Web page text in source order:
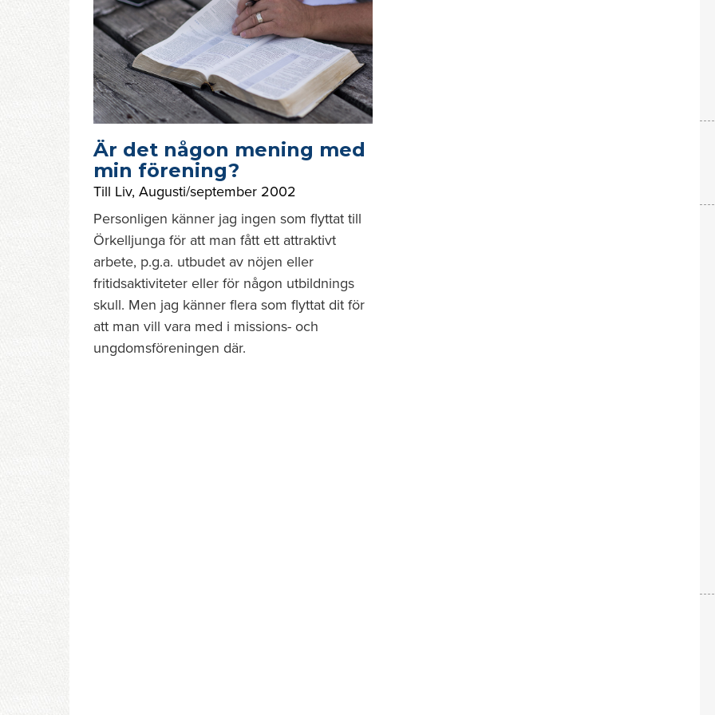
Är det någon mening med
min förening?
Till Liv, Augusti/september 2002
Personligen känner jag ingen som flyttat till
Örkelljunga för att man fått ett attraktivt
arbete, p.g.a. utbudet av nöjen eller
fritidsaktiviteter eller för någon utbildnings
skull. Men jag känner flera som flyttat dit för
att man vill vara med i missions- och
ungdomsföreningen där.